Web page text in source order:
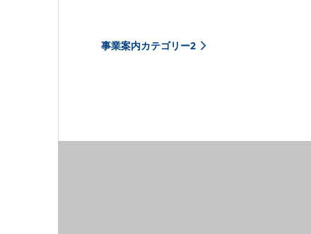
事業案内カテゴリー2